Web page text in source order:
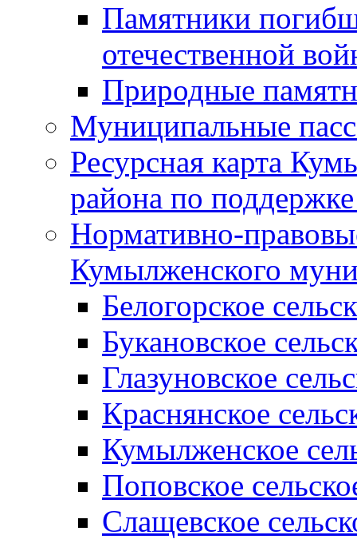
Памятники
отечественной
Природные
Муниципальные
Ресурсная карта
района по
Нормативно-
Кумылженского
Белогорское
Букановское
Глазуновское
Краснянское
Кумылженское
Поповское
Слащевское